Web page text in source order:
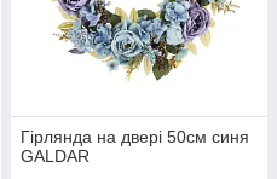
Гірлянда на двері 50см синя
GALDAR